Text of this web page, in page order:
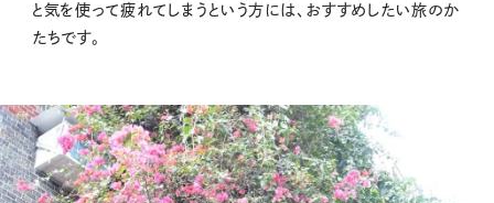
と気を使って疲れてしまうという方には、おすすめしたい旅のか
たちです。